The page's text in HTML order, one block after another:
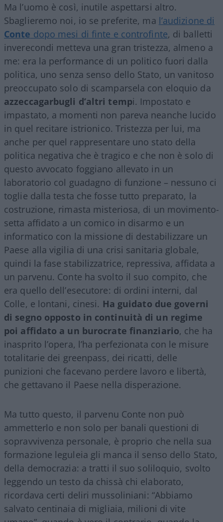
Ma l’uomo è così, inutile aspettarsi altro.
Sbaglieremo noi, io se preferite, ma l’audizione di
Conte dopo mesi di finte e controfinte, di balletti
inverecondi metteva una gran tristezza, almeno a
me: era la performance di un politico fuori dalla
politica, uno senza senso dello Stato, un vanitoso
preoccupato solo di scamparsela con eloquio da
azzeccagarbugli d’altri tempi. Impostato e
impastato, a momenti non pareva neanche lucido
in quel recitare istrionico. Tristezza per lui, ma
anche per quel rappresentare uno stato della
politica negativa che è tragico e che non è solo di
questo avvocato foggiano allevato in un
laboratorio col guadagno di funzione – nessuno ci
toglie dalla testa che fosse tutto preparato, la
costruzione, rimasta misteriosa, di un movimento-
setta affidato a un comico in disarmo e un
informatico con la missione di destabilizzare un
Paese alla vigilia di una crisi sanitaria globale,
quindi la fase stabilizzatrice, repressiva, affidata a
un parvenu. Conte ha svolto il suo compito, che
era quello dell’esecutore: di ordini interni, dal
Colle, e lontani, cinesi. Ha guidato due governi
di segno opposto in continuità di un regime
poi affidato a un burocrate finanziario, che ha
inasprito l’opera, l’ha perfezionata con le misure
totalitarie dei greenpass, dei ricatti, delle
punizioni che facevano perdere lavoro e libertà,
che gettavano il Paese nella disperazione.
Ma tutto questo, il parvenu Conte non può
ammetterlo e non solo per banali questioni di
sopravvivenza personale, è proprio che nella sua
formazione leguleia gli manca il senso dello Stato,
della democrazia: a tratti il suo soliloquio, svolto
leggendo un testo da chissà chi elaborato,
ricordava certi deliri mussoliniani: “Abbiamo
salvato centinaia di migliaia, milioni di vite